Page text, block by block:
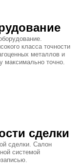
класса точности
металлов и
максимально точно.
сделки
сделки. Салон
системой